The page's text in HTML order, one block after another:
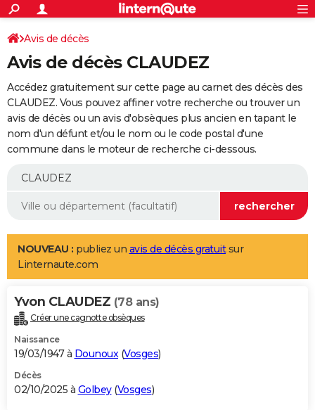
ACTUALITÉS
Politique
Société
Faits Divers
Education
Monde
Villes
+
SPORT
Coupe du monde 2026
Football
Tennis
Cyclisme
Rugby
Forum
Programme TV
TNT
Streaming
Cinéma
Sorties cinéma
Musique
+
FINANCE
Retraite
Epargne
Immobilier
Risques naturels par ville
Banque
Assurance
AUTO
Essais
Réserver un essai
Citadines
Berlines
SUV
Forum auto
+
Mobiles
Meilleur smartphone
Internet
Ordinateurs
Jeux vidéo
Guide high-tech
Aménagement intérieur
LIFESTYLE
Art de vivre
Bien-être
Loisirs
Mode
Modes de vie
Alimentation
Guide de la santé
Maladies
Médicaments
Sommeil
VOYAGE
Destinations
City break
Voyage nature
Voyage de noces
Forum
Climat
+PHOTO
GUIDES D'ACHAT
BONS PLANS
Avis de décès
Avis de décès CLAUDEZ
Accédez gratuitement sur cette page au carnet des décès des
CLAUDEZ. Vous pouvez affiner votre recherche ou trouver un
avis de décès ou un avis d'obsèques plus ancien en tapant le
nom d'un défunt et/ou le nom ou le code postal d'une
commune dans le moteur de recherche ci-dessous.
NOUVEAU : publiez un avis de décès gratuitsur
Linternaute.com
Yvon CLAUDEZ (78 ans)
Créer une cagnotte obsèques
Naissance
19/03/1947 à Dounoux(Vosges)
Décès
02/10/2025 à Golbey(Vosges)